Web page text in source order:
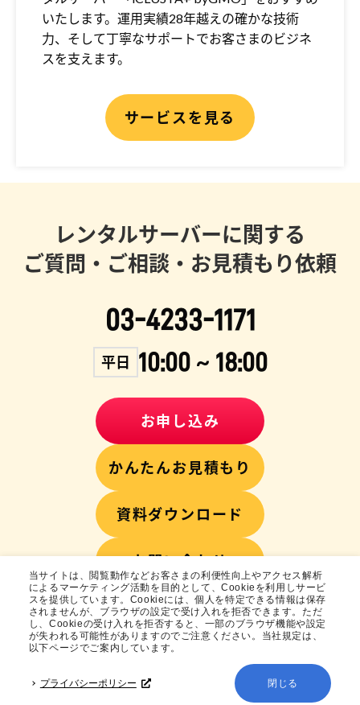
当サイトは、閲覧動作などお客さまの利便性向上やアクセス解析
によるマーケティング活動を目的として、Cookieを利用しサービ
スを提供しています。Cookieには、個人を特定できる情報は保存
されませんが、ブラウザの設定で受け入れを拒否できます。ただ
し、Cookieの受け入れを拒否すると、一部のブラウザ機能や設定
が失われる可能性がありますのでご注意ください。当社規定は、
以下ページでご案内しています。
プライバシーポリシー 閉じる
いたします。運用実績28年越えの確かな技術
力、そして丁寧なサポートでお客さまのビジネ
スを支えます。
サービスを見る
レンタルサーバーに関する
ご質問・ご相談・お見積もり依頼
03-4233-1171
平日 10:00~ 18:00
お申し込み
かんたんお見積もり
資料ダウンロード
お問い合わせ
無料診断